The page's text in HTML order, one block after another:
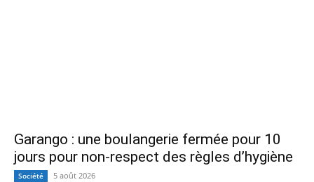
Garango : une boulangerie fermée pour 10
jours pour non-respect des règles d’hygiène
Société 5 août 2026